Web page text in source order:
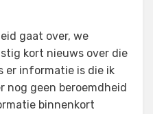
gaat over, we
kort nieuws over die
er informatie is die ik
nog geen beroemdheid
binnenkort